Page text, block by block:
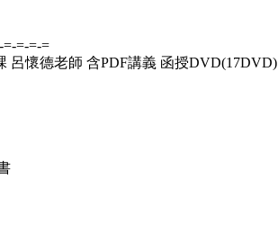
=-=-=-=
呂懷德老師 含PDF講義 函授DVD(17DVD)